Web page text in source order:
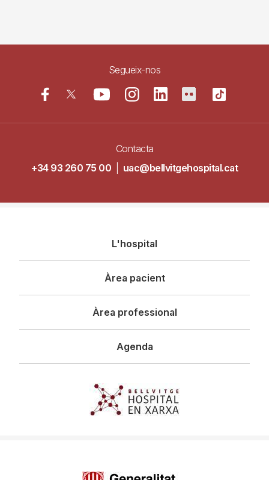
Segueix-nos
Contacta
+34 93 260 75 00
uac@bellvitgehospital.cat
principal
L'hospital
Àrea pacient
Àrea professional
Agenda